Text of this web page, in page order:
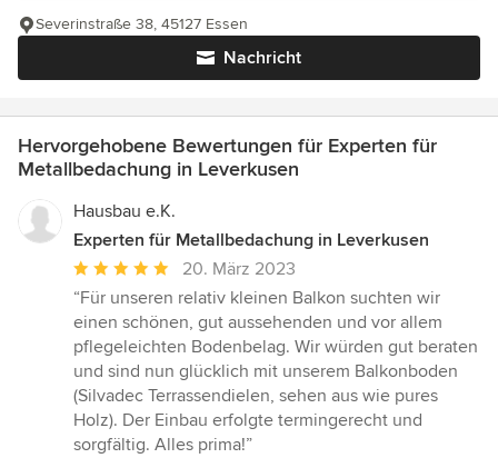
Nachricht
Severinstraße 38, 45127 Essen
Hervorgehobene Bewertungen für Experten für
Metallbedachung in Leverkusen
Hausbau e.K.
Experten für Metallbedachung in Leverkusen
Durchschnittliche
Bewertung:
5
von
5
Sternen
20. März 2023
“Für unseren relativ kleinen Balkon suchten wir
einen schönen, gut aussehenden und vor allem
pflegeleichten Bodenbelag. Wir würden gut beraten
und sind nun glücklich mit unserem Balkonboden
(Silvadec Terrassendielen, sehen aus wie pures
Holz). Der Einbau erfolgte termingerecht und
sorgfältig. Alles prima!”